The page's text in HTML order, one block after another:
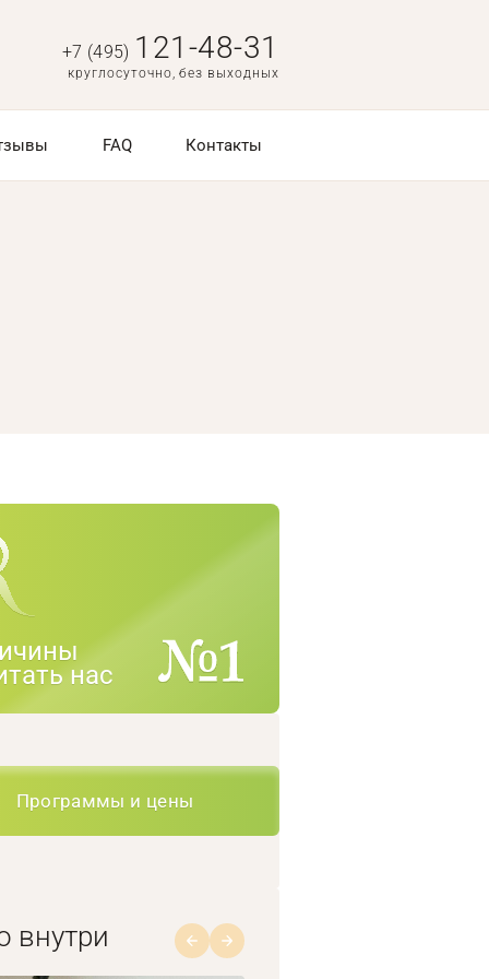
+7 (495) 121-48-31
круглосуточно, без выходных
FAQ Контакты
нас
Программы и цены
внутри